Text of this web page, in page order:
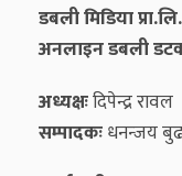
डबली मिडिया
अनलाइन डबली
अध्यक्षःदिपेन्द्र रावल
सम्पादकःधनन्‍जय